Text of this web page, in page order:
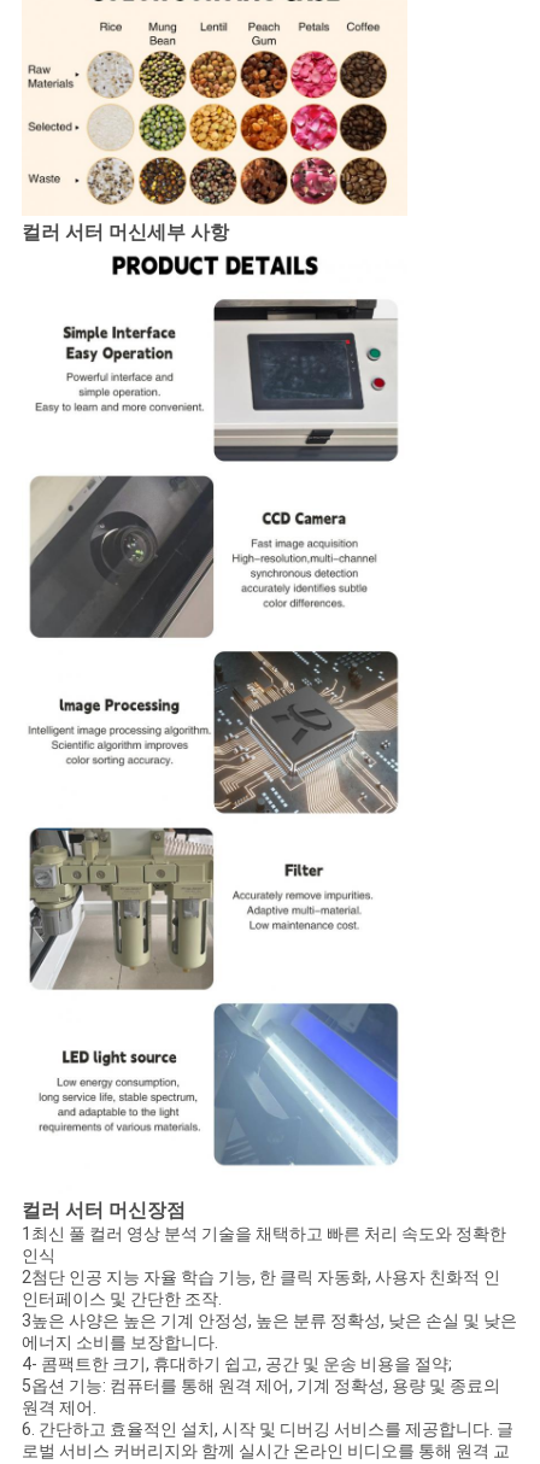
컬러 서터 머신세부 사항
컬러 서터 머신장점
1최신 풀 컬러 영상 분석 기술을 채택하고 빠른 처리 속도와 정확한
인식
2첨단 인공 지능 자율 학습 기능, 한 클릭 자동화, 사용자 친화적 인
인터페이스 및 간단한 조작.
3높은 사양은 높은 기계 안정성, 높은 분류 정확성, 낮은 손실 및 낮은
에너지 소비를 보장합니다.
4- 콤팩트한 크기, 휴대하기 쉽고, 공간 및 운송 비용을 절약;
5옵션 기능: 컴퓨터를 통해 원격 제어, 기계 정확성, 용량 및 종료의
원격 제어.
6. 간단하고 효율적인 설치, 시작 및 디버깅 서비스를 제공합니다. 글
로벌 서비스 커버리지와 함께 실시간 온라인 비디오를 통해 원격 교